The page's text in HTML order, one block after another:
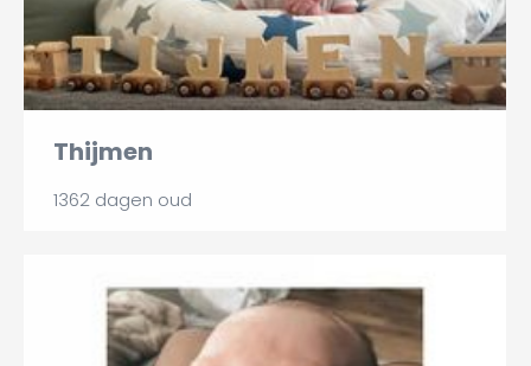
Thijmen
1362 dagen oud